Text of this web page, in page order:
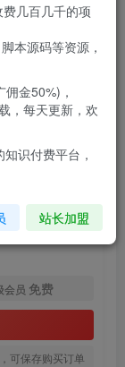
20元一个月的
单，全套教程
会员 免费
可保存购买订单
几百几千的项
本源码等资源，
金50%)，
，每天更新，欢
识付费平台，
站长加盟